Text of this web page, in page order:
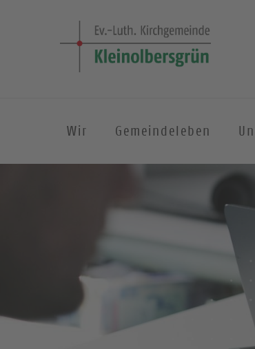
Wir Gemeindeleben